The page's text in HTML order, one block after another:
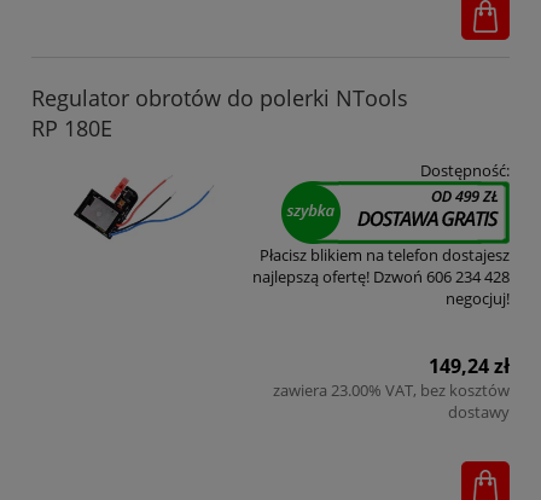
Regulator obrotów do polerki NTools
RP 180E
Dostępność:
Płacisz blikiem na telefon dostajesz
najlepszą ofertę! Dzwoń 606 234 428
negocjuj!
149,24 zł
zawiera 23.00% VAT, bez kosztów
dostawy